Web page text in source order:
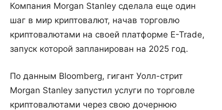
Компания Morgan Stanley сделала еще один
шаг в мир криптовалют, начав торговлю
криптовалютами на своей платформе E-Trade,
запуск которой запланирован на 2025 год.
По данным Bloomberg, гигант Уолл-стрит
Morgan Stanley запустил услуги по торговле
криптовалютами через свою дочернюю